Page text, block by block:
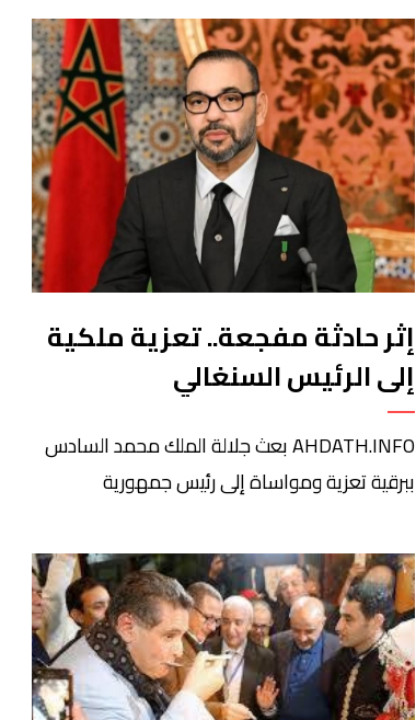
في الجزائر، عندما كان على رأس الوزراة، بهدف
تقديم تسهيلات لشركات مقاولات فرنسية
وأمريكية كانت تريد الفوز بصفقة “مشروع القرن
إثر حادثة مفجعة.. تعزية ملكية
إلى الرئيس السنغالي
AHDATH.INFO بعث جلالة الملك محمد السادس
ببرقية تعزية ومواساة إلى رئيس جمهورية
التي وقعت، ليلة السبت إلى الأحد، بمنطقة كافرين.
ومما جاء في برقية جلالة الملك: “بهذه المناسبة
الأليمة، أتقدم إلى فخامتكم وإلى الشعب السنغالي
قاطبة بأحر التعازي وأخلص عبارات تعاطفي”. كما
أعرب جلالة الملك، في هذه […]